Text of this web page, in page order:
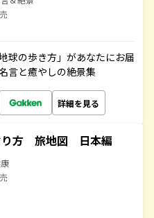
球の歩き方」があなたにお届
言と癒やしの絶景集
詳細を見る
り方 旅地図 日本編